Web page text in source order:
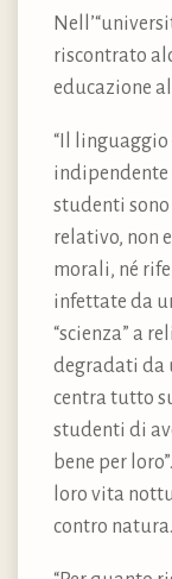
riscontrato
educazione
“Il linguaggio
indipendente
studenti
relativo, non
morali, né
infettate da
“scienza” a
degradati da
centra tutto
studenti di
bene per
loro vita
contro